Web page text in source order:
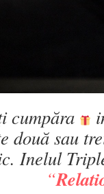
cumpăra
două sau
Inelul
“